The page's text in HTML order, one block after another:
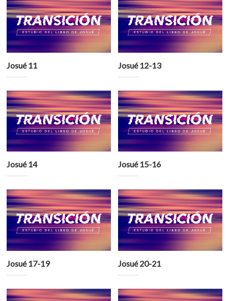
Josué 11 Josué 12-13
Josué 14 Josué 15-16
Josué 17-19 Josué 20-21